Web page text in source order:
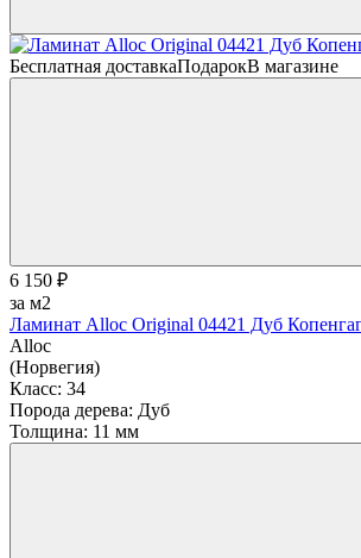
Бесплатная доставкаПодарокВ магазине
6 150 ₽
за м2
Ламинат Alloc Original 04421 Дуб
Alloc
(Норвегия)
Класс: 34
Порода дерева: Дуб
Толщина: 11 мм